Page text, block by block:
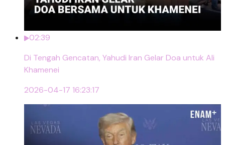
02:39
Di Tengah Gencatan, Yahudi Iran Gelar Doa untuk Ali
Khamenei
2026-04-17 16:23:17